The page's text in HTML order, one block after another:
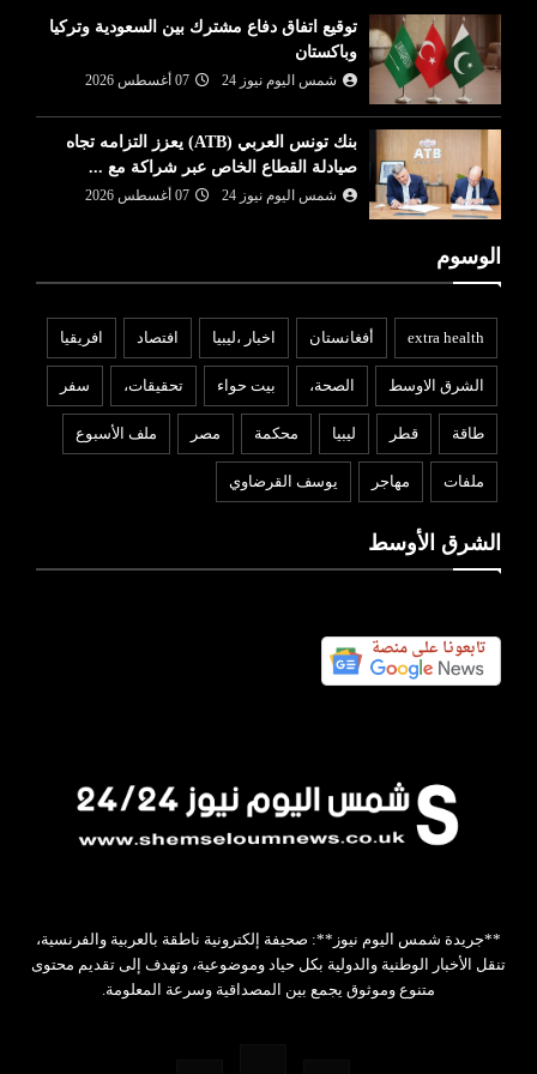
توقيع اتفاق دفاع مشترك بين السعودية وتركيا
وباكستان
شمس اليوم نيوز 24 07 أغسطس 2026
بنك تونس العربي (ATB) يعزز التزامه تجاه
صيادلة القطاع الخاص عبر شراكة مع ...
شمس اليوم نيوز 24 07 أغسطس 2026
الوسوم
extra health أفغانستان اخبار ،ليبيا افتصاد افريقيا
الشرق الاوسط الصحة، بيت حواء تحقيقات، سفر
طاقة قطر ليبيا محكمة مصر ملف الأسبوع
ملفات مهاجر يوسف القرضاوي
الشرق الأوسط
**جريدة شمس اليوم نيوز**: صحيفة إلكترونية ناطقة بالعربية والفرنسية،
تنقل الأخبار الوطنية والدولية بكل حياد وموضوعية، وتهدف إلى تقديم محتوى
متنوع وموثوق يجمع بين المصداقية وسرعة المعلومة.